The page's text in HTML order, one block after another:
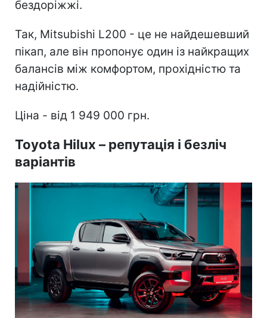
бездоріжжі.
Так, Mitsubishi L200 - це не найдешевший
пікап, але він пропонує один із найкращих
балансів між комфортом, прохідністю та
надійністю.
Ціна - від 1 949 000 грн.
Toyota Hilux – репутація і безліч
варіантів